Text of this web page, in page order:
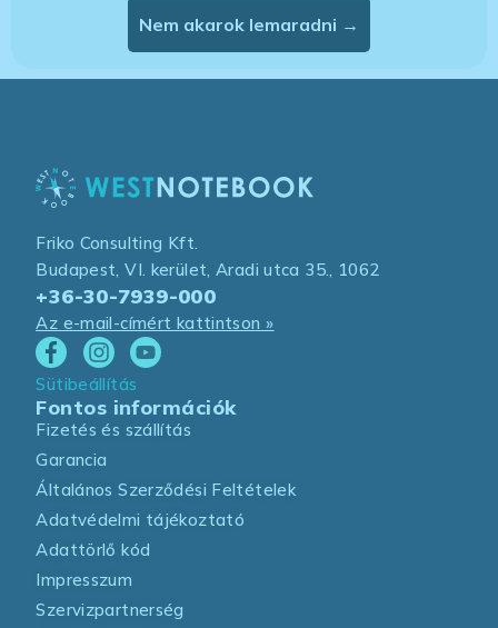
Nem akarok lemaradni →
Friko Consulting Kft.
Budapest, VI. kerület, Aradi utca 35., 1062
+36-30-7939-000
Az e-mail-címért kattintson »
Sütibeállítás
Fontos információk
Fizetés és szállítás
Garancia
Általános Szerződési Feltételek
Adatvédelmi tájékoztató
Adattörlő kód
Impresszum
Szervizpartnerség